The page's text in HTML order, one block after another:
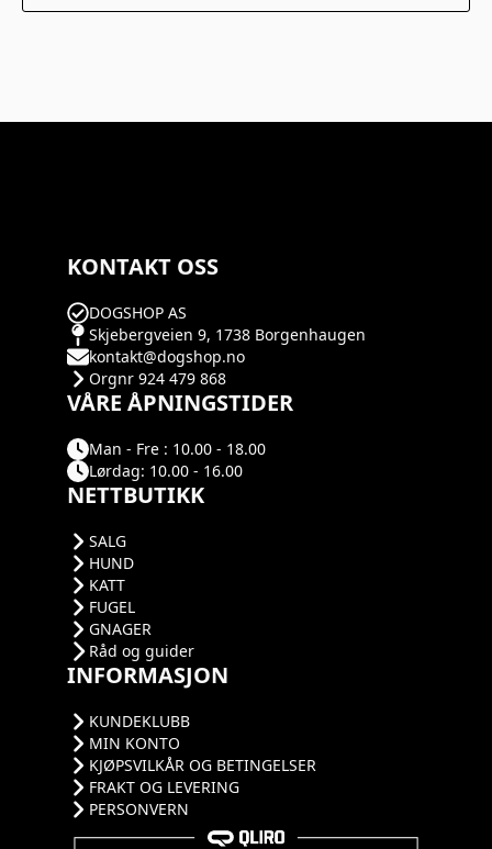
KONTAKT OSS
DOGSHOP AS
Skjebergveien 9, 1738 Borgenhaugen
kontakt@dogshop.no
Orgnr 924 479 868
VÅRE ÅPNINGSTIDER
Man - Fre : 10.00 - 18.00
Lørdag: 10.00 - 16.00
NETTBUTIKK
SALG
HUND
KATT
FUGEL
GNAGER
Råd og guider
INFORMASJON
KUNDEKLUBB
MIN KONTO
KJØPSVILKÅR OG BETINGELSER
FRAKT OG LEVERING
PERSONVERN